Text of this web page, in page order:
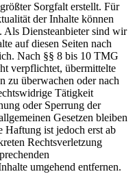
Sorgfalt erstellt. Für
der Inhalte können
Als Diensteanbieter sind wir
auf diesen Seiten nach
Nach §§ 8 bis 10 TMG
verpflichtet, übermittelte
zu überwachen oder nach
Tätigkeit
oder Sperrung der
Gesetzen bleiben
Haftung ist jedoch erst ab
Rechtsverletzung
umgehend entfernen.